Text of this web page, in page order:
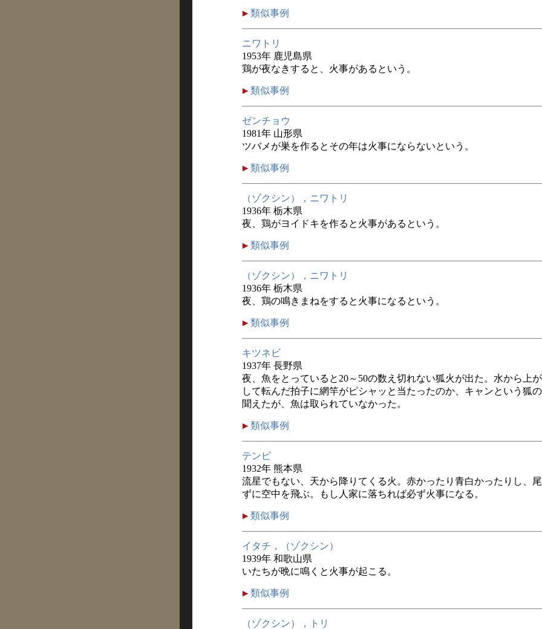
類似事例
ニワトリ
1953年 鹿児島県
鶏が夜なきすると、火事があるという。
類似事例
ゼンチョウ
1981年 山形県
ツバメが巣を作るとその年は火事にならないという。
類似事例
（ゾクシン），ニワトリ
1936年 栃木県
夜、鶏がヨイドキを作ると火事があるという。
類似事例
（ゾクシン），ニワトリ
1936年 栃木県
夜、鶏の鳴きまねをすると火事になるという。
類似事例
キツネビ
1937年 長野県
夜、魚をとっていると20～50の数え切れない狐火が出た。水から上
して転んだ拍子に網竿がピシャッと当たったのか、キャンという狐
聞えたが、魚は取られていなかった。
類似事例
テンピ
1932年 熊本県
流星でもない、天から降りてくる火。赤かったり青白かったりし、
ずに空中を飛ぶ。もし人家に落ちれば必ず火事になる。
類似事例
イタチ，（ゾクシン）
1939年 和歌山県
いたちが晩に鳴くと火事が起こる。
類似事例
（ゾクシン），トリ